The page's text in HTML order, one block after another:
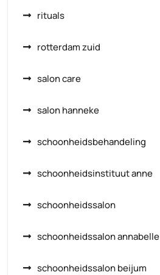
rituals
rotterdam zuid
salon care
salon hanneke
schoonheidsbehandeling
schoonheidsinstituut anne
schoonheidssalon
schoonheidssalon annabelle
schoonheidssalon beijum